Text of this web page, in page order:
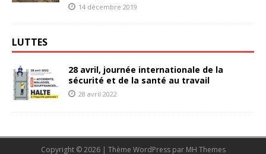
14 décembre 2019
LUTTES
28 avril, journée internationale de la
sécurité et de la santé au travail
28 avril 2022
Copyright © 2026 | Thème WordPress par MH Themes